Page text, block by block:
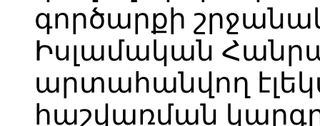
գործարքի
Իսլամական
արտահանվող
հաշվառման